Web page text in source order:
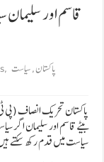
قاسم اور سلیمان
, پاکستان,سیاست
پاکستان تحریک انصاف
بیٹے قاسم اور سلیمان اگر
سیاست میں قدم رکھ سکتے